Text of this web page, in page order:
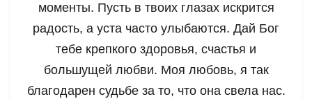
моменты. Пусть в твоих глазах искрится
радость, а уста часто улыбаются. Дай Бог
тебе крепкого здоровья, счастья и
большущей любви. Моя любовь, я так
благодарен судьбе за то, что она свела нас.